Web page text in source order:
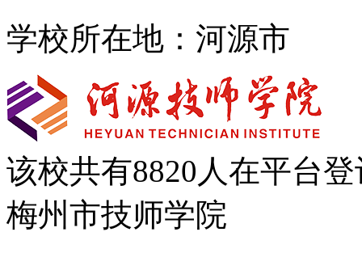
学校所在地：河源市
该校共有8820 人在平台
梅州市技师学院